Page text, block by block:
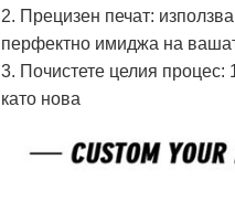
2. Прецизен печат:
перфектно имиджа на
3. Почистете целия процес:
като нова